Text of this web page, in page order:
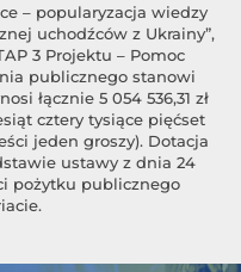
– popularyzacja wiedzy
uchodźców z Ukrainy”,
3 Projektu – Pomoc
publicznego stanowi
łącznie 5 054 536,31 zł
cztery tysiące pięćset
jeden groszy). Dotacja
ustawy z dnia 24
pożytku publicznego